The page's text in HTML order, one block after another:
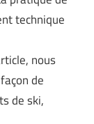
technique
nous
de
de ski,